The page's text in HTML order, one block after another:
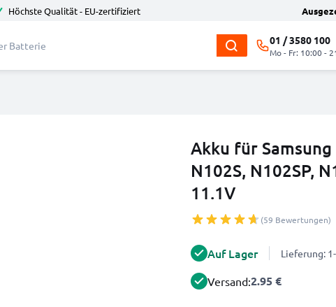
Höchste Qualität - EU-zertifiziert
01 / 3580 100
Mo - Fr: 10:00 -
Akku für
N102S, N102SP,
11.1V
(59 Bewertungen)
Auf Lager Lieferung:
Versand:2.95 €